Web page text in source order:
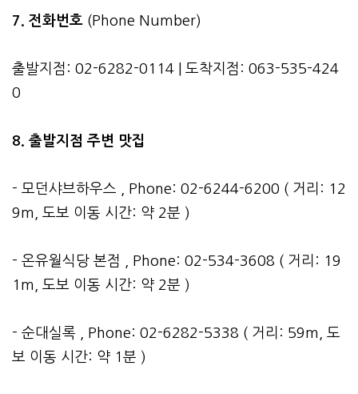
7. 전화번호 (Phone Number)
출발지점: 02-6282-0114 | 도착지점: 063-535-424
0
8. 출발지점 주변 맛집
- 모던샤브하우스 , Phone: 02-6244-6200 ( 거리: 12
9m, 도보 이동 시간: 약 2분 )
- 온유월식당 본점 , Phone: 02-534-3608 ( 거리: 19
1m, 도보 이동 시간: 약 2분 )
- 순대실록 , Phone: 02-6282-5338 ( 거리: 59m, 도
보 이동 시간: 약 1분 )